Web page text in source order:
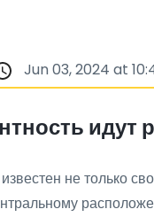
Jun 03, 2024 at
идут
не только